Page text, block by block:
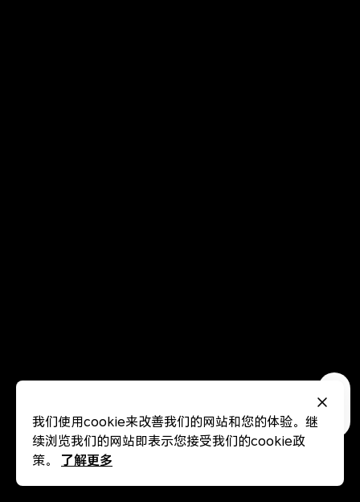
我们使用cookie来改善我们的网站和您的体验。继
续浏览我们的网站即表示您接受我们的cookie政
策。
了解更多